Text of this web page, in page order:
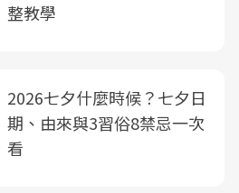
整教學
2026七夕什麼時候？七夕日
期、由來與3習俗8禁忌一次
看